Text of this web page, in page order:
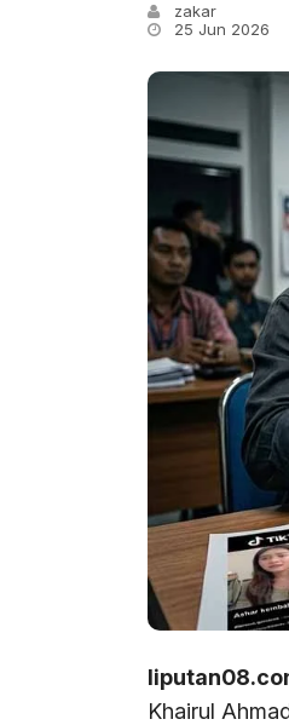
zakar
25 Jun 2026
Khairul